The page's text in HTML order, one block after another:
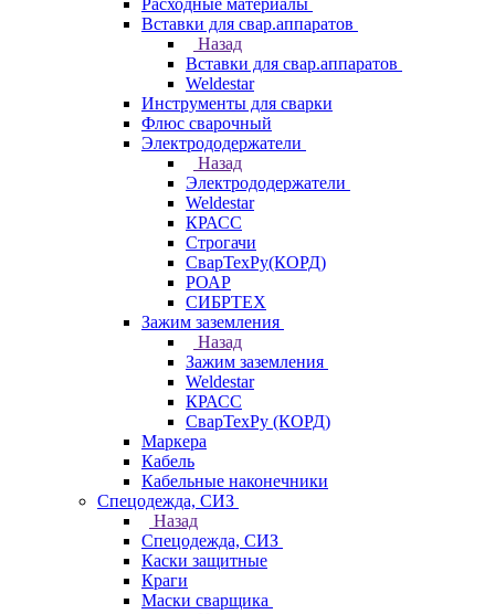
Расходные материалы
Вставки для свар.аппаратов
Назад
Вставки для свар.аппаратов
Weldestar
Инструменты для сварки
Флюс сварочный
Электрододержатели
Назад
Электрододержатели
Weldestar
КРАСС
Строгачи
СварТехРу(КОРД)
РОАР
СИБРТЕХ
Зажим заземления
Назад
Зажим заземления
Weldestar
КРАСС
СварТехРу (КОРД)
Маркера
Кабель
Кабельные наконечники
Спецодежда, СИЗ
Назад
Спецодежда, СИЗ
Каски защитные
Краги
Маски сварщика